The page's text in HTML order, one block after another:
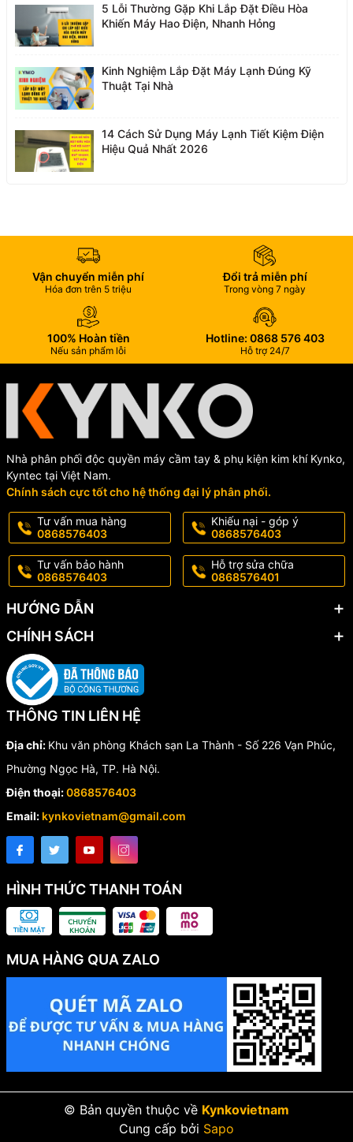
5 Lỗi Thường Gặp Khi Lắp Đặt Điều Hòa
Khiến Máy Hao Điện, Nhanh Hỏng
Kinh Nghiệm Lắp Đặt Máy Lạnh Đúng Kỹ
Thuật Tại Nhà
14 Cách Sử Dụng Máy Lạnh Tiết Kiệm Điện
Hiệu Quả Nhất 2026
Vận chuyển miễn phí
Hóa đơn trên 5 triệu
Đổi trả miễn phí
Trong vòng 7 ngày
100% Hoàn tiền
Nếu sản phẩm lỗi
Hotline: 0868 576 403
Hỗ trợ 24/7
Nhà phân phối độc quyền máy cầm tay & phụ kiện kim khí Kynko,
Kyntec tại Việt Nam.
Chính sách cực tốt cho hệ thống đại lý phân phối.
Tư vấn mua hàng
0868576403
Khiếu nại - góp ý
0868576403
Tư vấn bảo hành
0868576403
Hỗ trợ sửa chữa
0868576401
HƯỚNG DẪN
CHÍNH SÁCH
THÔNG TIN LIÊN HỆ
Địa chỉ: Khu văn phòng Khách sạn La Thành - Số 226 Vạn Phúc,
Phường Ngọc Hà, TP. Hà Nội.
Điện thoại:0868576403
Email: kynkovietnam@gmail.com
HÌNH THỨC THANH TOÁN
MUA HÀNG QUA ZALO
© Bản quyền thuộc về Kynkovietnam
Cung cấp bởi Sapo